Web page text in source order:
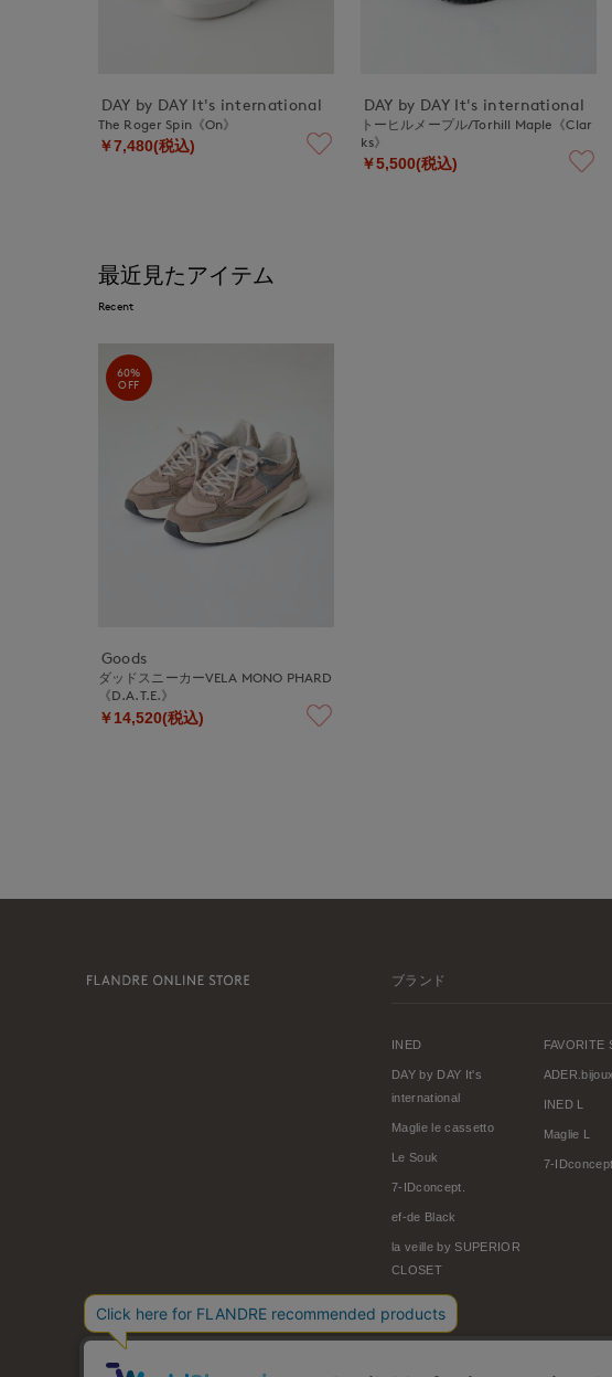
DAY by DAY It's international
The Roger Spin《On》
￥7,480(税込)
DAY by DAY It's international
トーヒルメープル/Torhill Maple《Clar
ks》
￥5,500(税込)
最近見たアイテム
Recent
60%
OFF
Goods
ダッドスニーカーVELA MONO PHARD
《D.A.T.E.》
￥14,520(税込)
ブランド
INED
DAY by DAY It's
international
Maglie le cassetto
Le Souk
7-IDconcept.
ef-de Black
la veille by SUPERIOR
CLOSET
FAVORITE
ADER.bijoux
INED L
Maglie L
7-